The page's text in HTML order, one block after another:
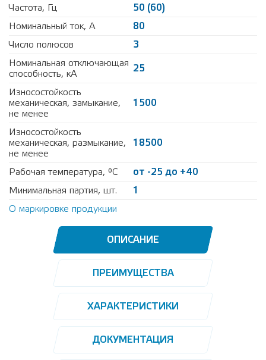
Частота, Гц
50 (60)
Номинальный ток, А
80
Число полюсов
3
Номинальная отключающая
способность, кА
25
Износостойкость
механическая, замыкание,
не менее
1500
Износостойкость
механическая, размыкание,
не менее
18500
Рабочая температура, °С
от -25 до +40
Минимальная партия, шт.
1
О маркировке продукции
ОПИСАНИЕ
ПРЕИМУЩЕСТВА
ХАРАКТЕРИСТИКИ
ДОКУМЕНТАЦИЯ